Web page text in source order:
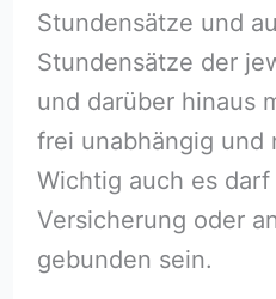
Stundensätze und
Stundensätze der
und darüber hinaus
frei unabhängig und
Wichtig auch es
Versicherung oder
gebunden sein.